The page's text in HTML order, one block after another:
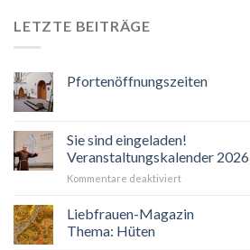
LETZTE BEITRÄGE
Pfortenöffnungszeiten
Sie sind eingeladen!
Veranstaltungskalender 2026
Kommentare deaktiviertfür
sind
Liebfrauen-Magazin
Thema: Hüten